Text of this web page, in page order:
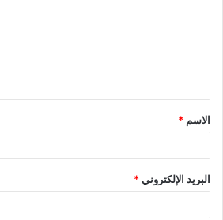
الاسم *
البريد الإلكتروني*